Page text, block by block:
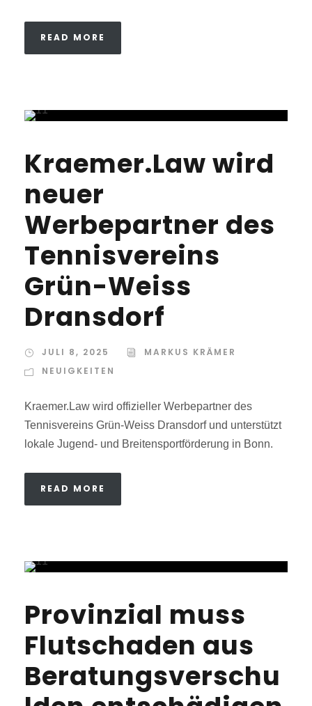
READ MORE
Kraemer.Law wird
neuer
Werbepartner des
Tennisvereins
Grün-Weiss
Dransdorf
JULI 8, 2025
MARKUS KRÄMER
NEUIGKEITEN
Kraemer.Law wird offizieller Werbepartner des
Tennisvereins Grün-Weiss Dransdorf und unterstützt
lokale Jugend- und Breitensportförderung in Bonn.
READ MORE
Provinzial muss
Flutschaden aus
Beratungsverschu